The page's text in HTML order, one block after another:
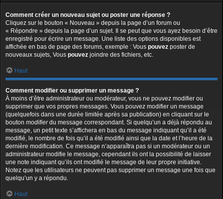
Comment créer un nouveau sujet ou poster une réponse ?
Cliquez sur le bouton « Nouveau » depuis la page d’un forum ou
« Répondre » depuis la page d’un sujet. Il se peut que vous ayez besoin d’être
enregistré pour écrire un message. Une liste des options disponibles est
affichée en bas de page des forums, exemple : Vous pouvez poster de
nouveaux sujets, Vous pouvez joindre des fichiers, etc.
Haut
Comment modifier ou supprimer un message ?
À moins d’être administrateur ou modérateur, vous ne pouvez modifier ou
supprimer que vos propres messages. Vous pouvez modifier un message
(quelquefois dans une durée limitée après sa publication) en cliquant sur le
bouton modifierdu message correspondant. Si quelqu’un a déjà répondu au
message, un petit texte s’affichera en bas du message indiquant qu’il a été
modifié, le nombre de fois qu’il a été modifié ainsi que la date et l’heure de la
dernière modification. Ce message n’apparaîtra pas si un modérateur ou un
administrateur modifie le message, cependant ils ont la possibilité de laisser
une note indiquant qu’ils ont modifié le message de leur propre initiative.
Notez que les utilisateurs ne peuvent pas supprimer un message une fois que
quelqu’un y a répondu.
Haut